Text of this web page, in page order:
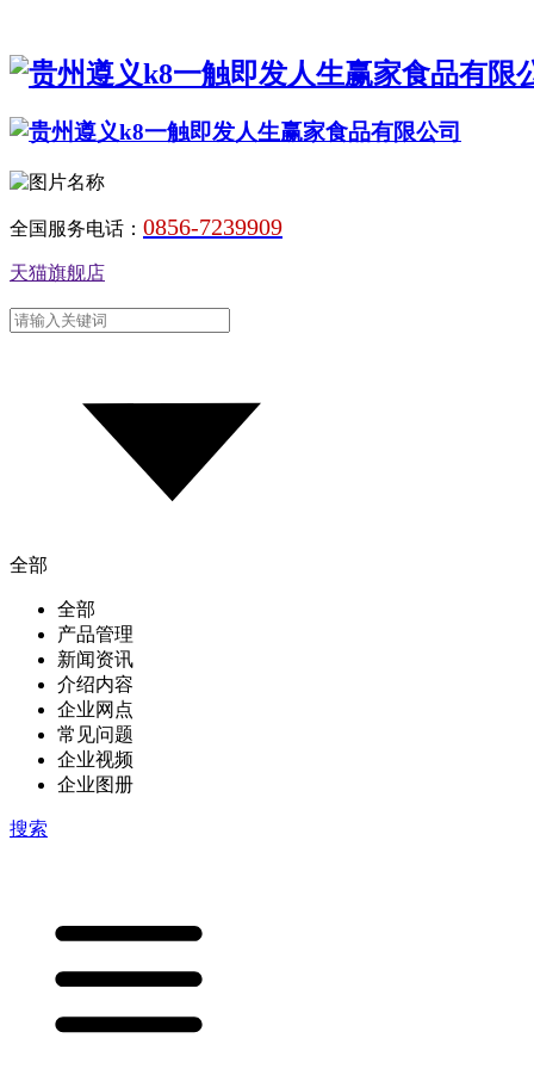
全国服务电话： 0856-7239909
天猫旗舰店
全部
全部
产品管理
新闻资讯
介绍内容
企业网点
常见问题
企业视频
企业图册
搜索